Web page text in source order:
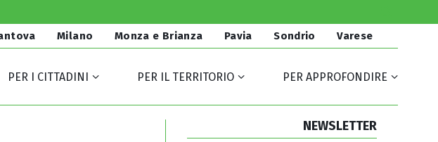
Milano Monza e Brianza Pavia Sondrio Varese
PER I CITTADINI PER IL TERRITORIO PER APPROFONDIRE
NEWSLETTER